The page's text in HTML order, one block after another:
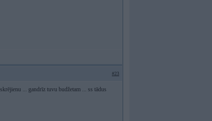
#23
... gandrīz tuvu budžetam ... ss tādus